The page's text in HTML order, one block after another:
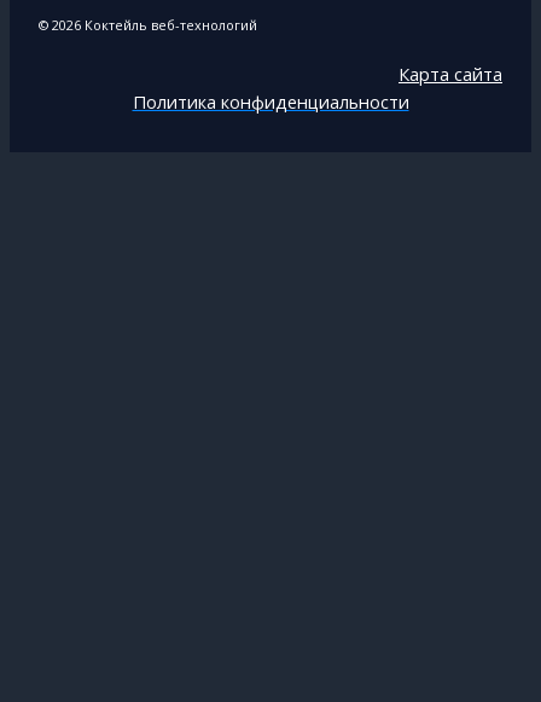
© 2026 Коктейль веб-технологий
Карта сайта
Политика конфиденциальности